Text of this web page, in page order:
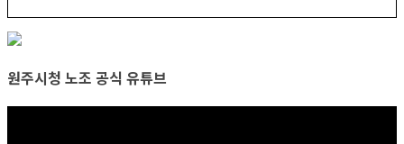
원주시청 노조 공식 유튜브